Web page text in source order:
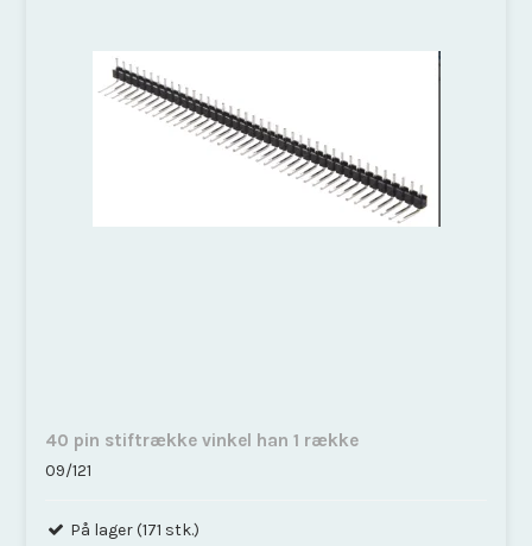
40 pin stiftrække vinkel han 1 række
09/121
På lager (171 stk.)